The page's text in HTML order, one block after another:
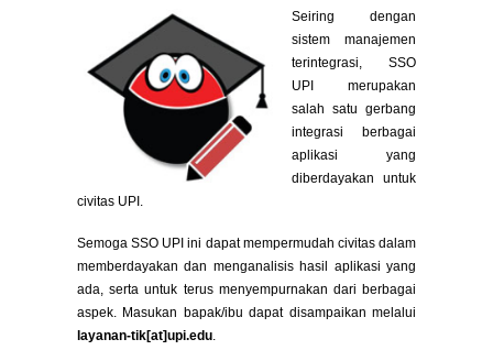
Seiring dengan
sistem manajemen
terintegrasi, SSO
UPI merupakan
salah satu gerbang
integrasi berbagai
aplikasi yang
diberdayakan untuk
civitas UPI.
Semoga SSO UPI ini dapat mempermudah civitas dalam
memberdayakan dan menganalisis hasil aplikasi yang
ada, serta untuk terus menyempurnakan dari berbagai
aspek. Masukan bapak/ibu dapat disampaikan melalui
layanan-tik[at]upi.edu.